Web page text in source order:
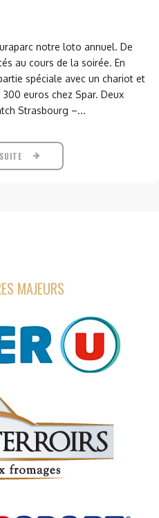
notre loto annuel. De
au cours de la soirée. En
spéciale avec un chariot et
300 euros chez Spar. Deux
Strasbourg –...
MAJEURS